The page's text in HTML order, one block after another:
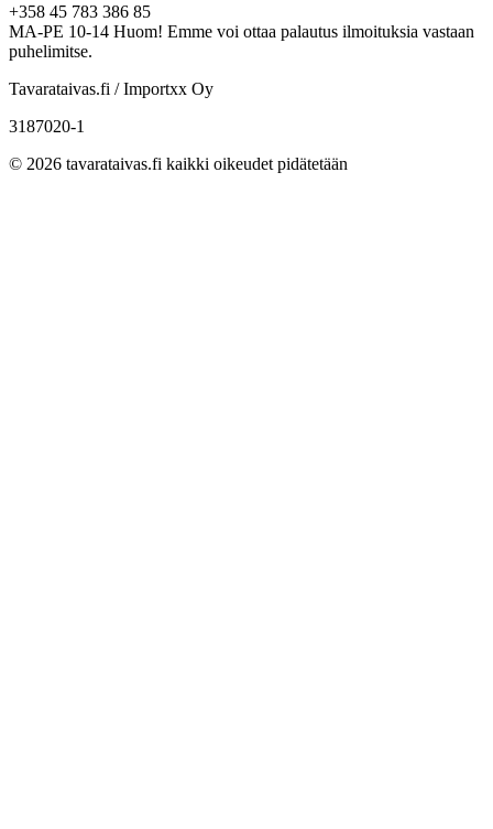
+358 45 783 386 85
MA-PE 10-14 Huom! Emme voi ottaa palautus ilmoituksia vastaan
puhelimitse.
Tavarataivas.fi / Importxx Oy
3187020-1
© 2026 tavarataivas.fi kaikki oikeudet pidätetään